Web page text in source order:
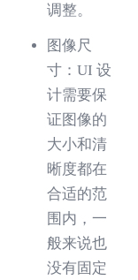
调整。
图像尺
寸：UI 设
计需要保
证图像的
大小和清
晰度都在
合适的范
围内，一
般来说也
没有固定